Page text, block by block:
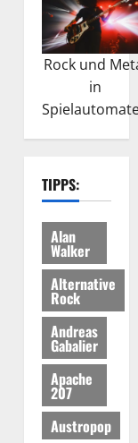
Rock und
in
TIPPS:
Alan
Walker
Alternative
Rock
Andreas
Gabalier
Apache
207
Austropop